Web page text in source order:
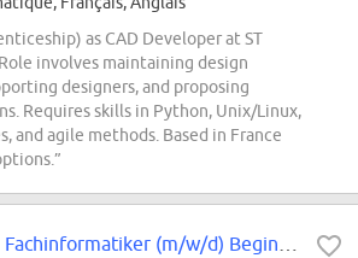
as CAD Developer at ST
involves maintaining design
designers, and proposing
Requires skills in Python, Unix/Linux,
and agile methods. Based in France